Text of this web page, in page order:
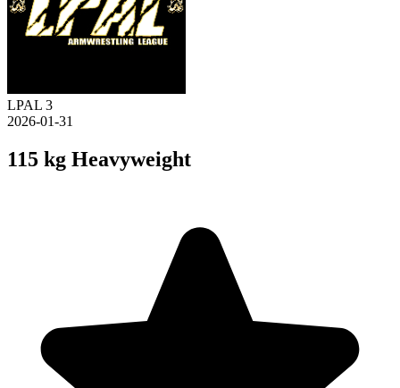
LPAL 3
2026-01-31
115 kg Heavyweight